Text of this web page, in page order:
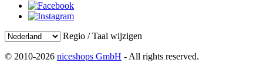
Regio / Taal wijzigen
© 2010-2026 niceshops GmbH - All rights reserved.